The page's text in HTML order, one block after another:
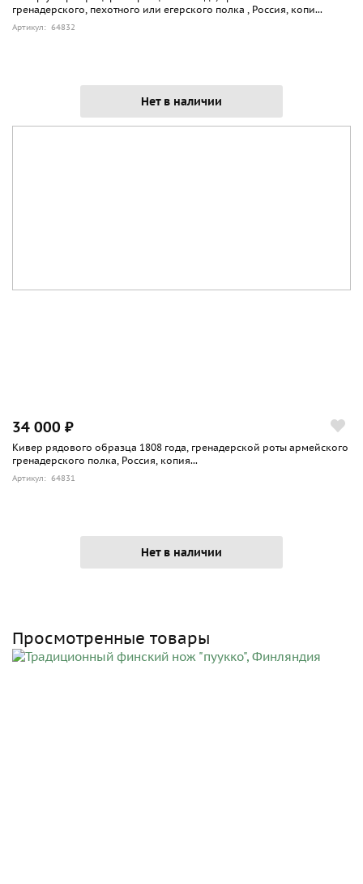
гренадерского, пехотного или егерского полка , Россия, копи...
Артикул: 64832
Нет в наличии
34 000 ₽
Кивер рядового образца 1808 года, гренадерской роты армейского
гренадерского полка, Россия, копия...
Артикул: 64831
Нет в наличии
Просмотренные товары